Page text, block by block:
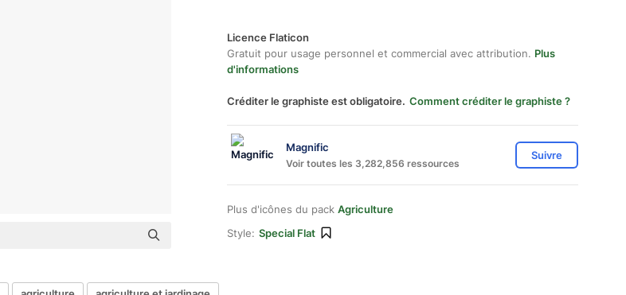
Licence Flaticon
Gratuit pour usage personnel et commercial avec attribution. Plus
d'informations
Créditer le graphiste est obligatoire. Comment créditer le graphiste ?
Magnific
Voir toutes les 3,282,856 ressources
Suivre
Plus d'icônes du pack Agriculture
Style: Special Flat